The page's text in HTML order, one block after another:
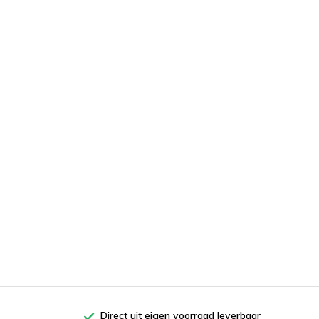
Direct uit eigen voorraad leverbaar